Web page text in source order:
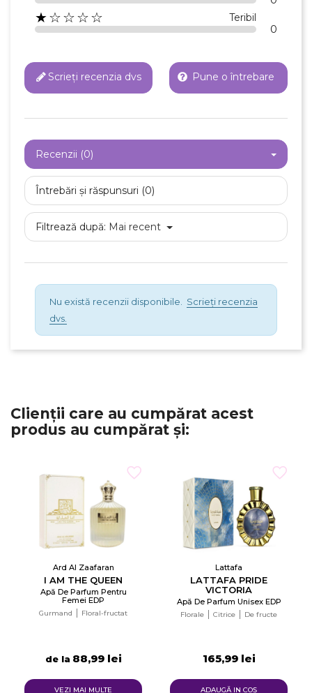
★☆☆☆☆ Teribil
0
Scrieți recenzia dvs Pune o întrebare
Recenzii (0)
Întrebări și răspunsuri (0)
Filtrează după: Mai recent
Nu există recenzii disponibile. Scrieți recenzia
dvs.
Clienții care au cumpărat acest
produs au cumpărat și:
Ard Al Zaafaran
I AM THE QUEEN
Apă De Parfum Pentru
Femei EDP
Gurmand Floral-fructat
de la 88,99 lei
VEZI MAI MULTE
Lattafa
LATTAFA PRIDE
VICTORIA
Apă De Parfum Unisex EDP
Florale Citrice De fructe
165,99 lei
ADAUGĂ IN COŞ
Creeaza o lista de dorinte ×